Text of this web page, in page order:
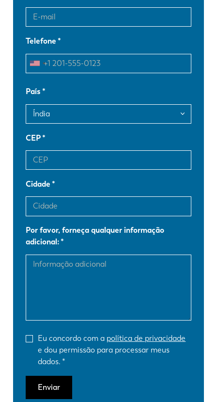
Telefone
País
CEP
Cidade
Por favor, forneça qualquer informação
adicional:
Eu concordo com a política de privacidade
e dou permissão para processar meus
dados.
Enviar
EN
FR
DE IT
ES PT-PT
PL
KO CN